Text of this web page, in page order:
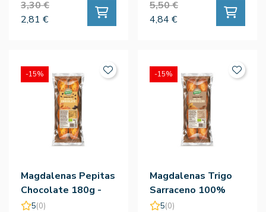
3,30 €
2,81 €
5,50 €
4,84 €
Magdalenas Pepitas
Chocolate 180g -
Biocop
5(0)
-15%
Magdalenas Trigo
Sarraceno 100%
180g - Biocop
5(0)
-15%